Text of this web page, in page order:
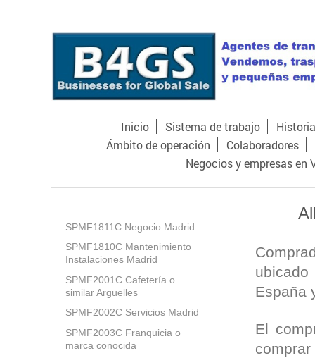
Inicio Sistema de trabajo
Historia
Ámbito de operación
Colaboradores
Negocios y empresas en
España
El
SPMF1811C Negocio Madrid
SPMF1810C Mantenimiento
Instalaciones Madrid
SPMF2001C Cafetería o
similar Arguelles
SPMF2002C Servicios Madrid
SPMF2003C Franquicia o
marca conocida